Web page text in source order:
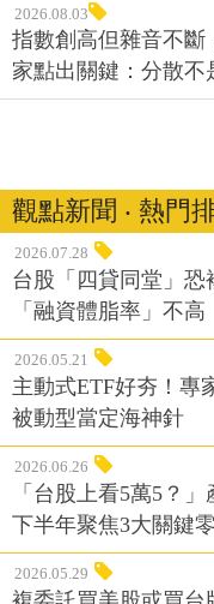
2026.08.03
指數創高但雜音不斷
家點出關鍵：分散不
觀點新聞 ‧ 熱門
2026.07.28
台股「四貸同堂」
「融資體脂率」不高
2026.05.21
主動式ETF好夯！專
被動型當定海神針
2026.06.26
「台股上看5萬5？
下半年聚焦3大關鍵
2026.05.29